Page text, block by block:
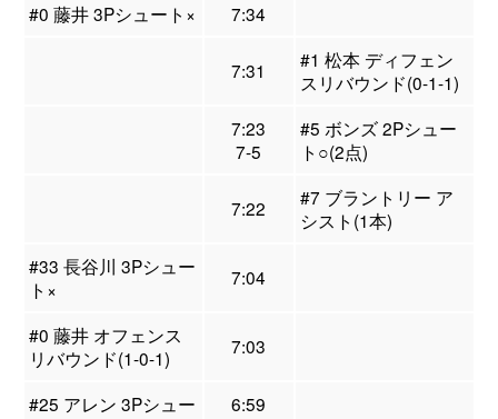
#0 藤井 3Pシュート×
7:34
7:31
#1 松本 ディフェン
スリバウンド(0-1-1)
7:23
7-5
#5 ボンズ 2Pシュー
ト○(2点)
7:22
#7 ブラントリー ア
シスト(1本)
#33 長谷川 3Pシュー
ト×
7:04
#0 藤井 オフェンス
リバウンド(1-0-1)
7:03
#25 アレン 3Pシュー
6:59